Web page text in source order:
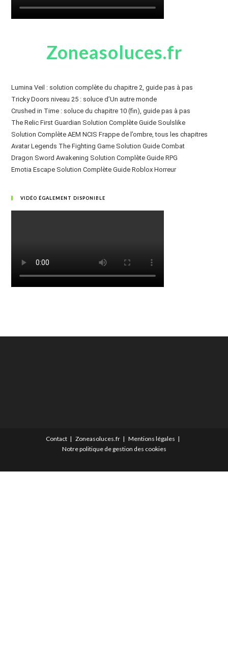
Zoneasoluces.fr
Lumina Veil : solution complète du chapitre 2, guide pas à pas
Tricky Doors niveau 25 : soluce d’Un autre monde
Crushed in Time : soluce du chapitre 10 (fin), guide pas à pas
The Relic First Guardian Solution Complète Guide Soulslike
Solution Complète AEM NCIS Frappe de l’ombre, tous les chapitres
Avatar Legends The Fighting Game Solution Guide Combat
Dragon Sword Awakening Solution Complète Guide RPG
Emotia Escape Solution Complète Guide Roblox Horreur
VIDÉO ÉGALEMENT DISPONIBLE
Contact Zoneasoluces.fr
Mentions légales
Notre politique de gestion des cookies